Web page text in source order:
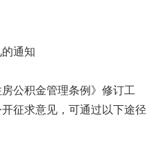
通知
公积金管理条例》修订工
征求意见，可通过以下途径